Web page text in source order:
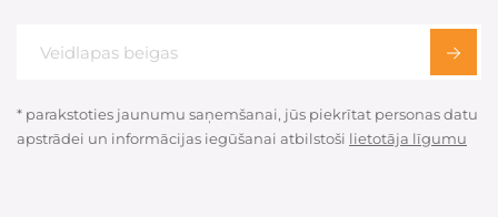
* parakstoties jaunumu saņemšanai, jūs piekrītat personas datu
apstrādei un informācijas iegūšanai atbilstoši lietotāja līgumu